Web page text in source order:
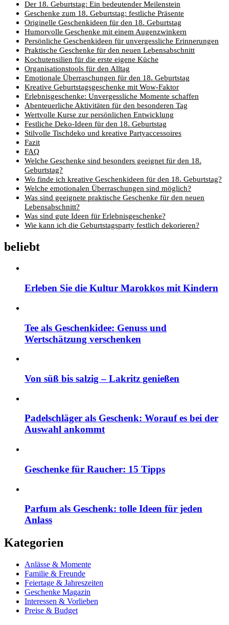
Der 18. Geburtstag: Ein bedeutender Meilenstein
Geschenke zum 18. Geburtstag: festliche Präsente
Originelle Geschenkideen für den 18. Geburtstag
Humorvolle Geschenke mit einem Augenzwinkern
Persönliche Geschenkideen für unvergessliche Erinnerungen
Praktische Geschenke für den neuen Lebensabschnitt
Kochutensilien für die erste eigene Küche
Organisationstools für den Alltag
Emotionale Überraschungen für den 18. Geburtstag
Kreative Geburtstagsgeschenke mit Wow-Faktor
Erlebnisgeschenke: Unvergessliche Momente schaffen
Abenteuerliche Aktivitäten für den besonderen Tag
Wertvolle Kurse zur persönlichen Entwicklung
Festliche Deko-Ideen für den 18. Geburtstag
Stilvolle Tischdeko und kreative Partyaccessoires
Fazit
FAQ
Welche Geschenke sind besonders geeignet für den 18.
Geburtstag?
Wo finde ich kreative Geschenkideen für den 18. Geburtstag?
Welche emotionalen Überraschungen sind möglich?
Was sind geeignete praktische Geschenke für den neuen
Lebensabschnitt?
Was sind gute Ideen für Erlebnisgeschenke?
Wie kann ich die Geburtstagsparty festlich dekorieren?
beliebt
Erleben Sie die Kultur Marokkos mit Kindern
Tee als Geschenkidee: Genuss und
Wertschätzung verschenken
Von süß bis salzig – Lakritz genießen
Padelschläger als Geschenk: Worauf es bei der
Auswahl ankommt
Geschenke für Raucher: 15 Tipps
Parfum als Geschenk: tolle Ideen für jeden
Anlass
Kategorien
Anlässe & Momente
Familie & Freunde
Feiertage & Jahreszeiten
Geschenke Magazin
Interessen & Vorlieben
Preise & Budget